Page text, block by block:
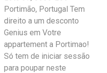
Portimão, Portugal Tem
direito a um desconto
Genius em Votre
appartement a Portimao!
Só tem de iniciar sessão
para poupar neste